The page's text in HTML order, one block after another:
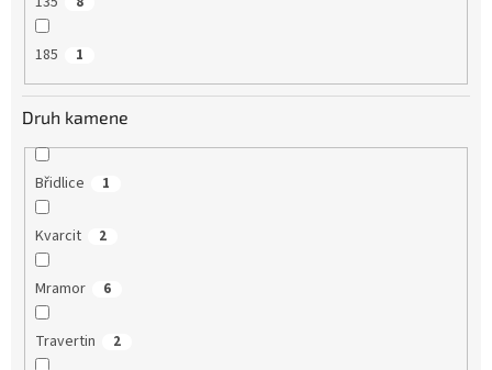
185 1
Druh kamene
Břidlice 1
Kvarcit 2
Mramor 6
Travertin 2